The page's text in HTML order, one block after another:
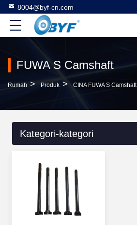
8004@byf-cn.com
FUWA S Camshaft
Rumah > Produk > CINA FUWA S Camshaft
Kategori-kategori